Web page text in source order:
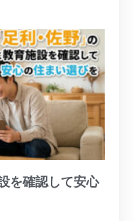
を確認して安心